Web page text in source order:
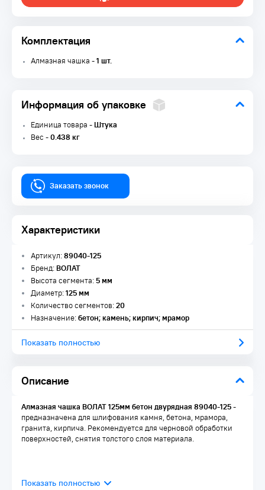
Комплектация
Алмазная чашка -1 шт.
Информация об упаковке
Единица товара -Штука
Вес -0.438 кг
Заказать звонок
Характеристики
Описание
Артикул:89040-125
Бренд:ВОЛАТ
Высота сегмента:5 мм
Диаметр:125 мм
Количество сегментов:20
Назначение:бетон; камень; кирпич; мрамор
Показать полностью
Алмазная чашка ВОЛАТ 125мм бетон двурядная 89040-125-
предназначена для шлифования камня, бетона, мрамора,
гранита, кирпича. Рекомендуется для черновой обработки
поверхностей, снятия толстого слоя материала.